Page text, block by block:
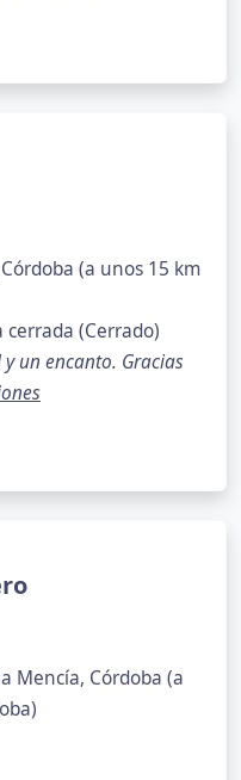
(a unos 15 km
(Cerrado)
un encanto. Gracias
Mencía, Córdoba (a